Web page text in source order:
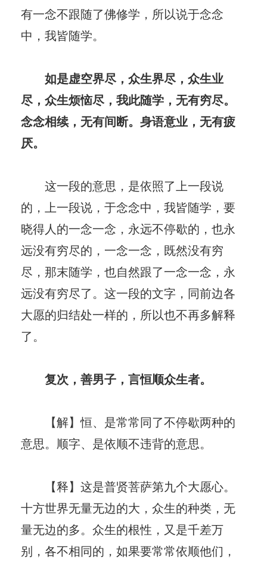
有一念不跟随了佛修学，所以说于念念
中，我皆随学。
如是虚空界尽，众生界尽，众生业
尽，众生烦恼尽，我此随学，无有穷尽。
念念相续，无有间断。身语意业，无有疲
厌。
这一段的意思，是依照了上一段说
的，上一段说，于念念中，我皆随学，要
晓得人的一念一念，永远不停歇的，也永
远没有穷尽的，一念一念，既然没有穷
尽，那末随学，也自然跟了一念一念，永
远没有穷尽了。这一段的文字，同前边各
大愿的归结处一样的，所以也不再多解释
了。
复次，善男子，言恒顺众生者。
【解】恒、是常常同了不停歇两种的
意思。顺字、是依顺不违背的意思。
【释】这是普贤菩萨第九个大愿心。
十方世界无量无边的大，众生的种类，无
量无边的多。众生的根性，又是千差万
别，各不相同的，如果要常常依顺他们，